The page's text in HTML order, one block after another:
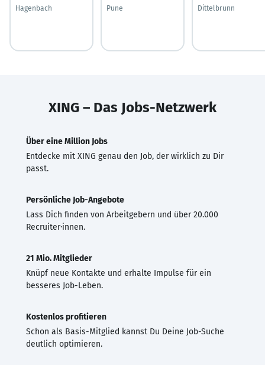
Hagenbach
Pune
Dittelbrunn
XING – Das Jobs-Netzwerk
Über eine Million Jobs
Entdecke mit XING genau den Job, der wirklich zu Dir
passt.
Persönliche Job-Angebote
Lass Dich finden von Arbeitgebern und über 20.000
Recruiter·innen.
21 Mio. Mitglieder
Knüpf neue Kontakte und erhalte Impulse für ein
besseres Job-Leben.
Kostenlos profitieren
Schon als Basis-Mitglied kannst Du Deine Job-Suche
deutlich optimieren.